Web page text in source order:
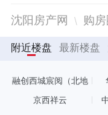
沈阳房产网 购房
附近楼盘 最新楼盘
融创西城宸阅（北地
京西祥云